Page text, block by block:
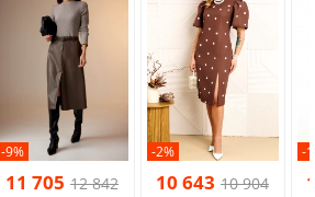
-9%
11 705 12 842
-2%
10 643 10 904
-